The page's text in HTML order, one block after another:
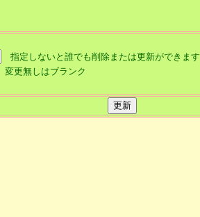
指定しないと誰でも削除または更新ができます
変更無しはブランク